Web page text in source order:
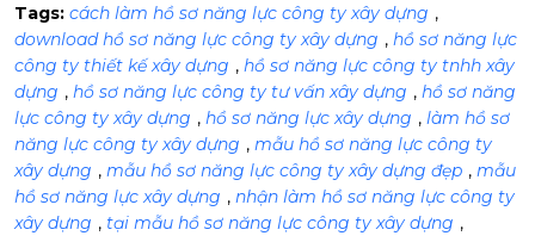
Tags: cách làm hồ sơ năng lực công ty xây dựng ,
download hồ sơ năng lực công ty xây dựng , hồ sơ năng lực
công ty thiết kế xây dựng , hồ sơ năng lực công ty tnhh xây
dựng , hồ sơ năng lực công ty tư vấn xây dựng , hồ sơ năng
lực công ty xây dựng , hồ sơ năng lực xây dựng , làm hồ sơ
năng lực công ty xây dựng , mẫu hồ sơ năng lực công ty
xây dựng , mẫu hồ sơ năng lực công ty xây dựng đẹp , mẫu
hồ sơ năng lực xây dựng , nhận làm hồ sơ năng lực công ty
xây dựng , tại mẫu hồ sơ năng lực công ty xây dựng ,